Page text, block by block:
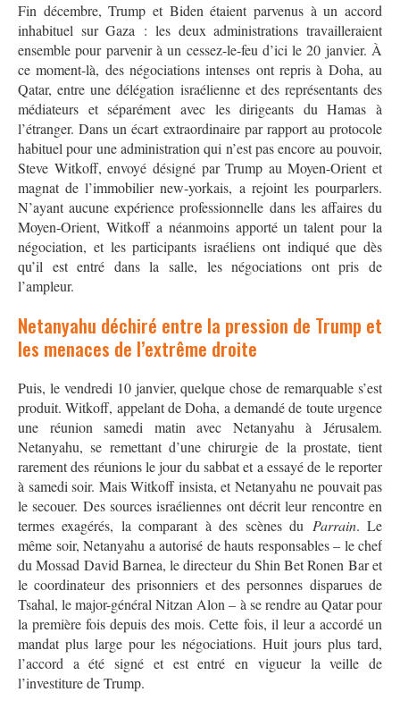
Fin décembre, Trump et Biden étaient parvenus à un accord
inhabituel sur Gaza : les deux administrations travailleraient
ensemble pour parvenir à un cessez-le-feu d’ici le 20 janvier. À
ce moment-là, des négociations intenses ont repris à Doha, au
Qatar, entre une délégation israélienne et des représentants des
médiateurs et séparément avec les dirigeants du Hamas à
l’étranger. Dans un écart extraordinaire par rapport au protocole
habituel pour une administration qui n’est pas encore au pouvoir,
Steve Witkoff, envoyé désigné par Trump au Moyen-Orient et
magnat de l’immobilier new-yorkais, a rejoint les pourparlers.
N’ayant aucune expérience professionnelle dans les affaires du
Moyen-Orient, Witkoff a néanmoins apporté un talent pour la
négociation, et les participants israéliens ont indiqué que dès
qu’il est entré dans la salle, les négociations ont pris de
l’ampleur.
Netanyahu déchiré entre la pression de Trump et
les menaces de l’extrême droite
Puis, le vendredi 10 janvier, quelque chose de remarquable s’est
produit. Witkoff, appelant de Doha, a demandé de toute urgence
une réunion samedi matin avec Netanyahu à Jérusalem.
Netanyahu, se remettant d’une chirurgie de la prostate, tient
rarement des réunions le jour du sabbat et a essayé de le reporter
à samedi soir. Mais Witkoff insista, et Netanyahu ne pouvait pas
le secouer. Des sources israéliennes ont décrit leur rencontre en
termes exagérés, la comparant à des scènes du Parrain. Le
même soir, Netanyahu a autorisé de hauts responsables – le chef
du Mossad David Barnea, le directeur du Shin Bet Ronen Bar et
le coordinateur des prisonniers et des personnes disparues de
Tsahal, le major-général Nitzan Alon – à se rendre au Qatar pour
la première fois depuis des mois. Cette fois, il leur a accordé un
mandat plus large pour les négociations. Huit jours plus tard,
l’accord a été signé et est entré en vigueur la veille de
l’investiture de Trump.